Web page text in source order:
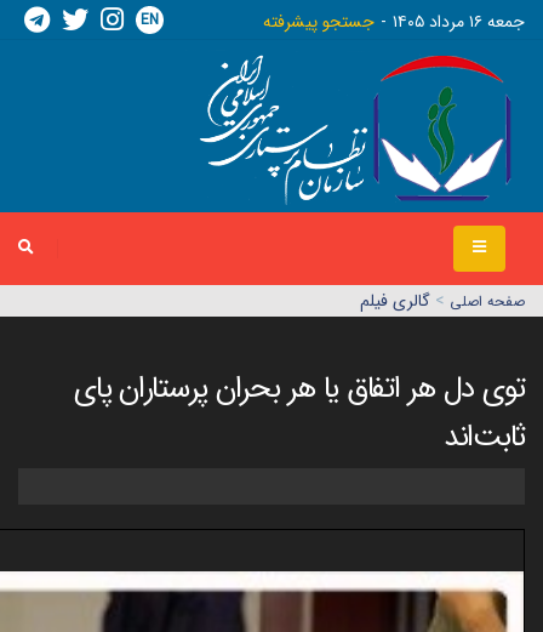
جمعه ١٦ مرداد ١٤٠٥ جستجو پیشرفته EN
صفحه اصلي > گالری فیلم
توی دل هر اتفاق یا هر بحران پرستاران پای
ثابت‌اند